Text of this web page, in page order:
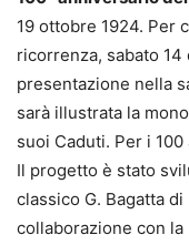
19 ottobre 1924. Per
ricorrenza, sabato
presentazione nella
sarà illustrata la
suoi Caduti. Per i
Il progetto è stato
classico G. Bagatta
collaborazione con la